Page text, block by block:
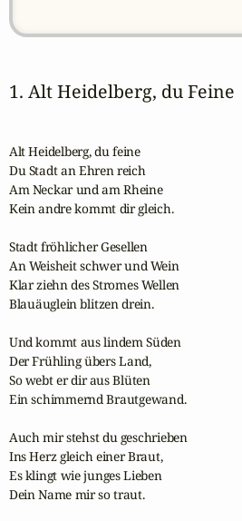
1. Alt Heidelberg, du Feine
Alt Heidelberg, du feine
Du Stadt an Ehren reich
Am Neckar und am Rheine
Kein andre kommt dir gleich.
Stadt fröhlicher Gesellen
An Weisheit schwer und Wein
Klar ziehn des Stromes Wellen
Blauäuglein blitzen drein.
Und kommt aus lindem Süden
Der Frühling übers Land,
So webt er dir aus Blüten
Ein schimmernd Brautgewand.
Auch mir stehst du geschrieben
Ins Herz gleich einer Braut,
Es klingt wie junges Lieben
Dein Name mir so traut.